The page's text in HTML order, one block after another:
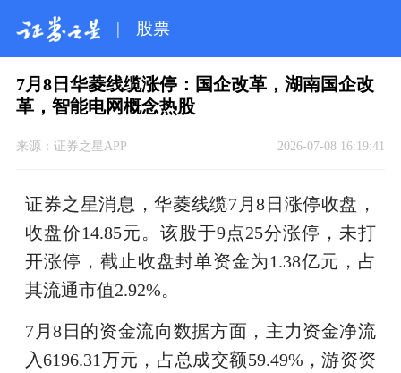
| 股票
7月8日华菱线缆涨停：国企改革，湖南国企改
革，智能电网概念热股
来源： 证券之星APP 2026-07-08 16:19:41
证券之星消息，华菱线缆7月8日涨停收盘，
收盘价14.85元。该股于9点25分涨停，未打
开涨停，截止收盘封单资金为1.38亿元，占
其流通市值2.92%。
7月8日的资金流向数据方面，主力资金净流
入6196.31万元，占总成交额59.49%，游资资